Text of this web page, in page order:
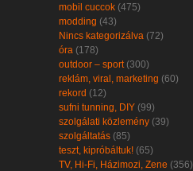
mobil cuccok (475)
modding (43)
Nincs kategorizálva (72)
óra (178)
outdoor – sport (300)
reklám, viral, marketing (60)
rekord (12)
sufni tunning, DIY (99)
szolgálati közlemény (39)
szolgáltatás (85)
teszt, kipróbáltuk! (65)
TV, Hi-Fi, Házimozi, Zene (356)